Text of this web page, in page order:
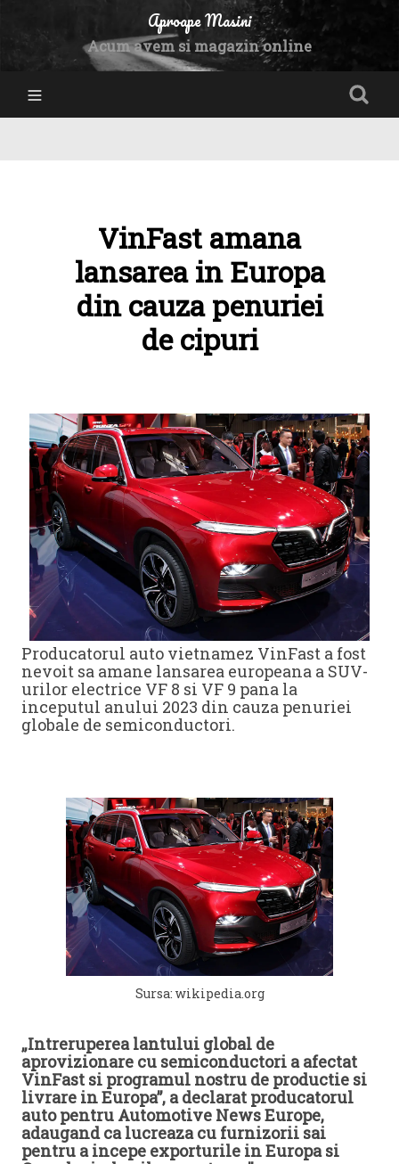
Aproape Masini
Acum avem si magazin online
VinFast amana
lansarea in Europa
din cauza penuriei
de cipuri
Producatorul auto vietnamez VinFast a fost
nevoit sa amane lansarea europeana a SUV-
urilor electrice VF 8 si VF 9 pana la
inceputul anului 2023 din cauza penuriei
globale de semiconductori.
Sursa: wikipedia.org
„Intreruperea lantului global de
aprovizionare cu semiconductori a afectat
VinFast si programul nostru de productie si
livrare in Europa”, a declarat producatorul
auto pentru Automotive News Europe,
adaugand ca lucreaza cu furnizorii sai
pentru a incepe exporturile in Europa si